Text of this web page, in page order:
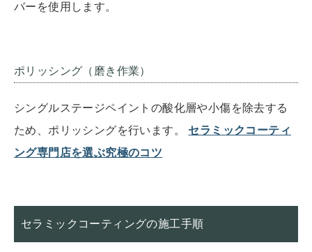
バーを使用します。
ポリッシング（磨き作業）
シングルステージペイントの酸化層や小傷を除去する
ため、ポリッシングを行います。 セラミックコーティ
ング専門店を選ぶ究極のコツ
セラミックコーティングの施工手順